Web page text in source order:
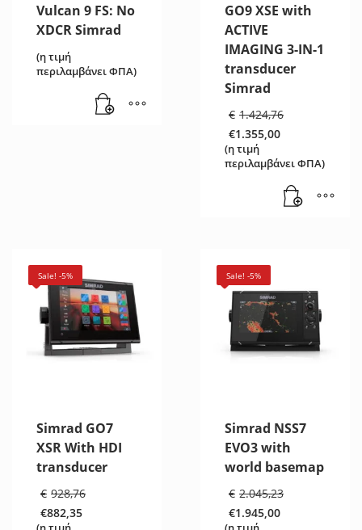
Vulcan 9 FS: No
XDCR Simrad
(η τιμή
περιλαμβάνει ΦΠΑ)
GO9 XSE with
ACTIVE
IMAGING 3-IN-1
transducer
Simrad
€ 1.424,76
€1.355,00
Η
τρέχουσα
τιμή
€1.355,00.
(η τιμή
περιλαμβάνει ΦΠΑ)
Sale! -5%
Simrad GO7
XSR With HDI
transducer
€ 928,76
€882,35
Η
Sale! -5%
Simrad NSS7
EVO3 with
world basemap
€ 2.045,23
€1.945,00
Η